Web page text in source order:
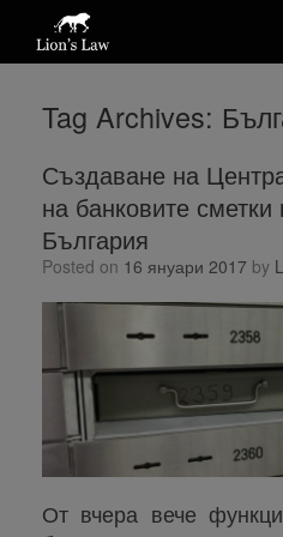
Tag Archives:
Създаване на
на банковите
България
Posted on 16 януари 2017 by
От вчера вече